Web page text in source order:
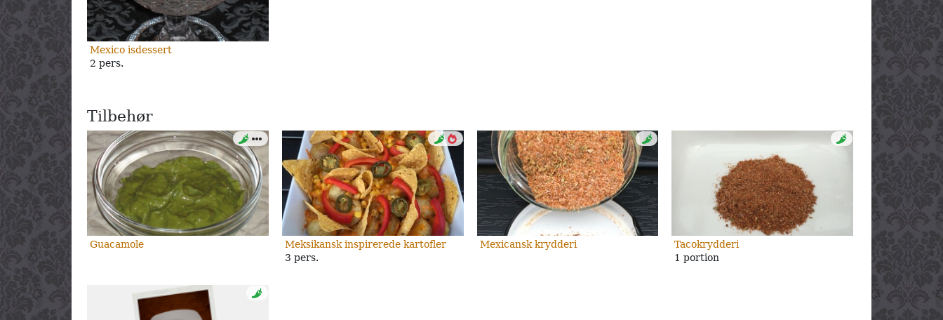
Mexico isdessert
2 pers.
Tilbehør
Guacamole
Meksikansk inspirerede kartofler
3 pers.
Mexicansk krydderi
Tacokrydderi
1 portion